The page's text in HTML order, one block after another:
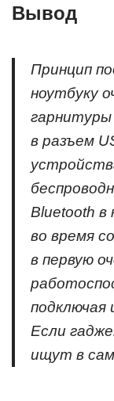
Вывод
Принцип
ноутбуку
в разъем
Bluetooth
во время
в первую
подключая
Если
ищут в